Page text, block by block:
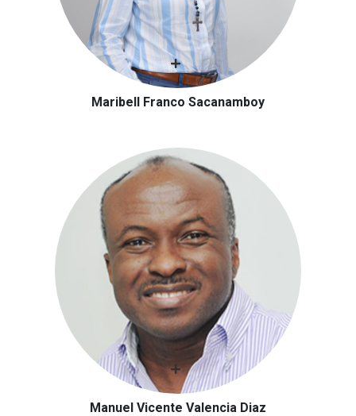
Maribell Franco Sacanamboy
Manuel Vicente Valencia Diaz